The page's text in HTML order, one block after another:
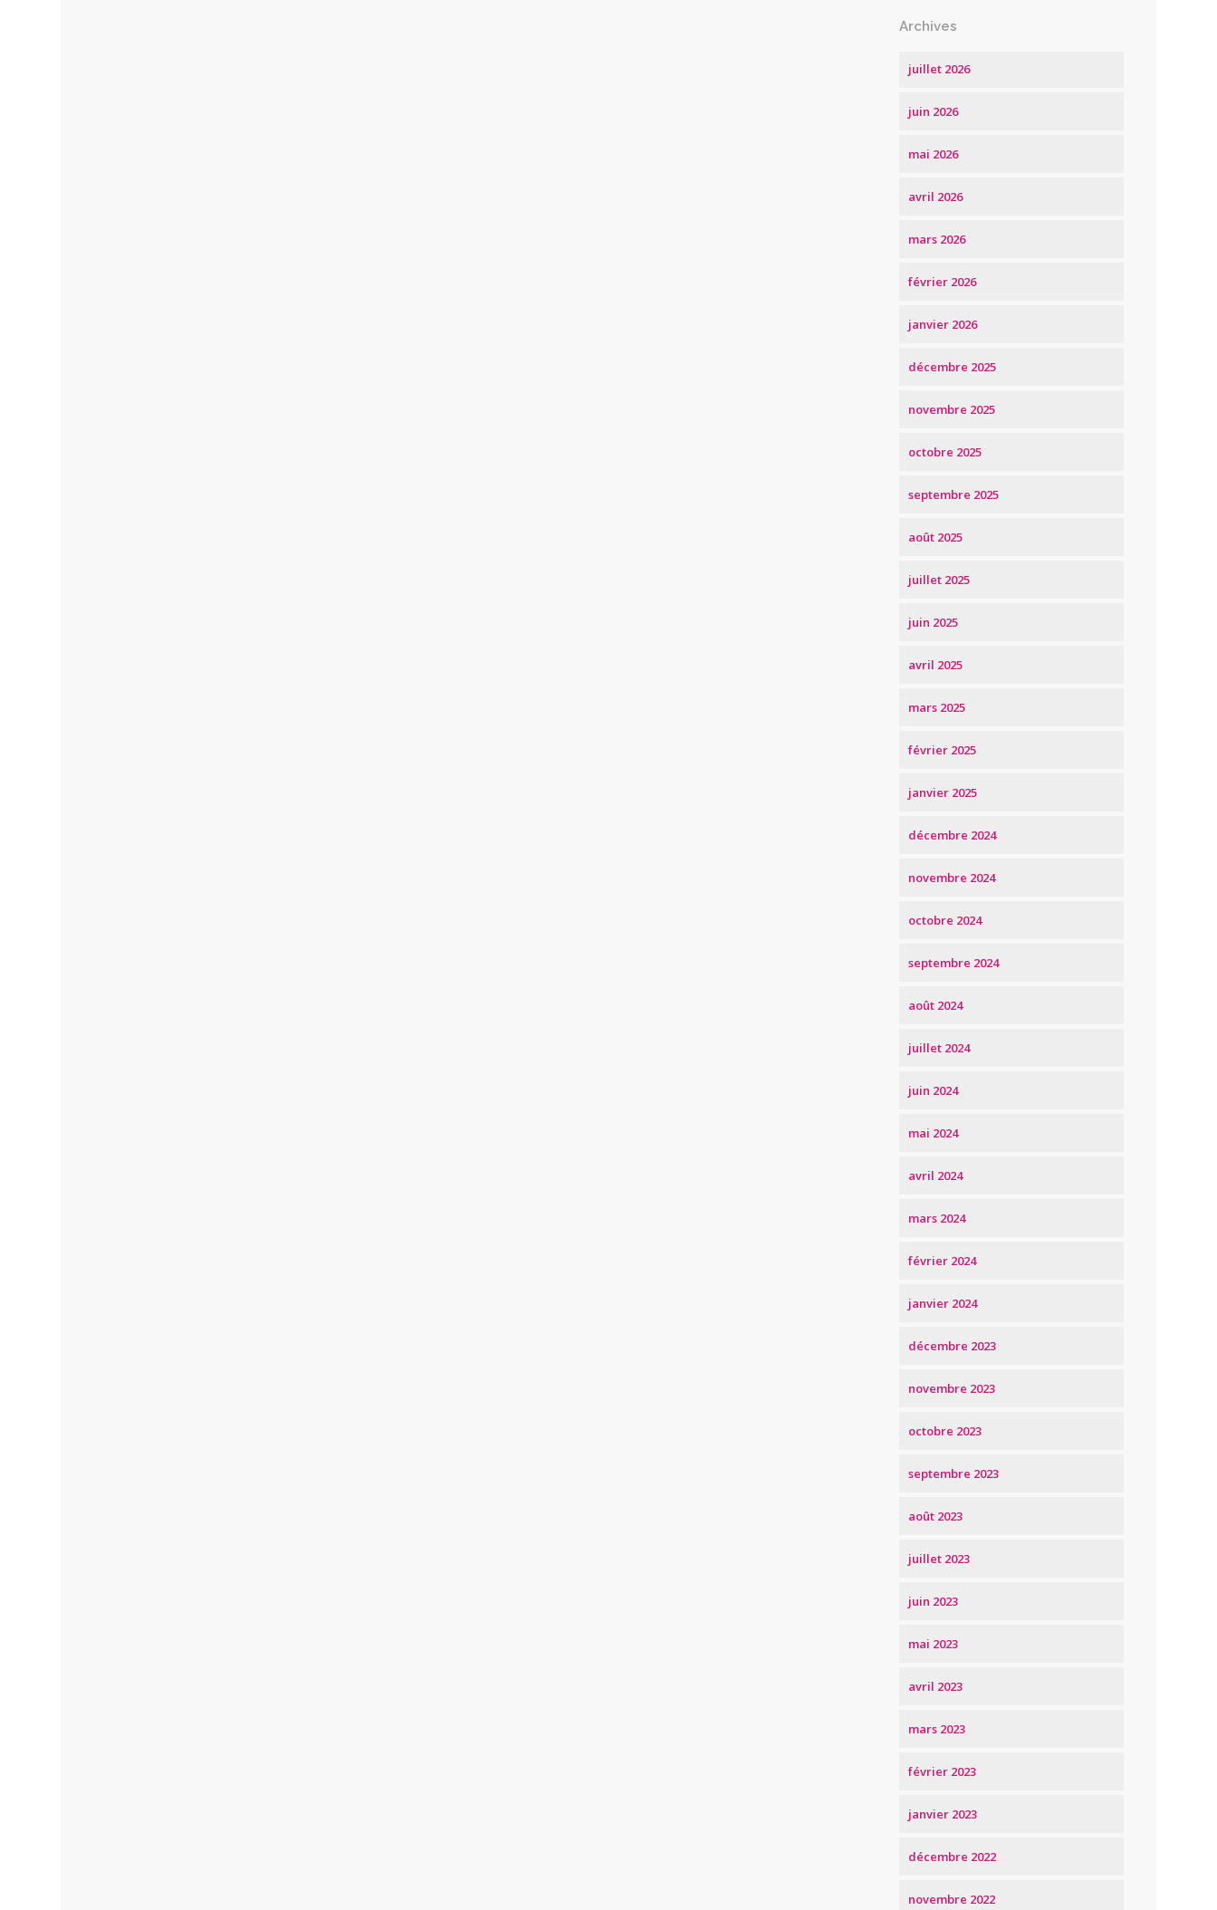
Archives
juillet 2026
juin 2026
mai 2026
avril 2026
mars 2026
février 2026
janvier 2026
décembre 2025
novembre 2025
octobre 2025
septembre 2025
août 2025
juillet 2025
juin 2025
avril 2025
mars 2025
février 2025
janvier 2025
décembre 2024
novembre 2024
octobre 2024
septembre 2024
août 2024
juillet 2024
juin 2024
mai 2024
avril 2024
mars 2024
février 2024
janvier 2024
décembre 2023
novembre 2023
octobre 2023
septembre 2023
août 2023
juillet 2023
juin 2023
mai 2023
avril 2023
mars 2023
février 2023
janvier 2023
décembre 2022
novembre 2022